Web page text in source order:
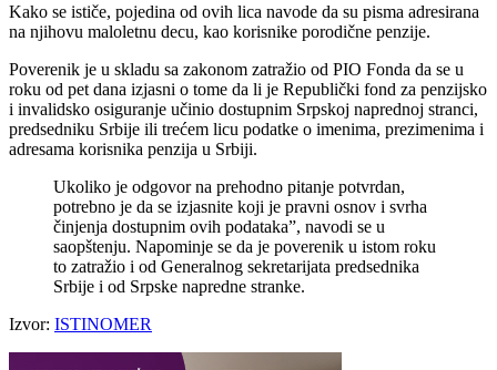
Kako se ističe, pojedina od ovih lica navode da su pisma adresirana
na njihovu maloletnu decu, kao korisnike porodične penzije.
Poverenik je u skladu sa zakonom zatražio od PIO Fonda da se u
roku od pet dana izjasni o tome da li je Republički fond za penzijsko
i invalidsko osiguranje učinio dostupnim Srpskoj naprednoj stranci,
predsedniku Srbije ili trećem licu podatke o imenima, prezimenima i
adresama korisnika penzija u Srbiji.
Ukoliko je odgovor na prehodno pitanje potvrdan,
potrebno je da se izjasnite koji je pravni osnov i svrha
činjenja dostupnim ovih podataka”, navodi se u
saopštenju. Napominje se da je poverenik u istom roku
to zatražio i od Generalnog sekretarijata predsednika
Srbije i od Srpske napredne stranke.
Izvor: ISTINOMER